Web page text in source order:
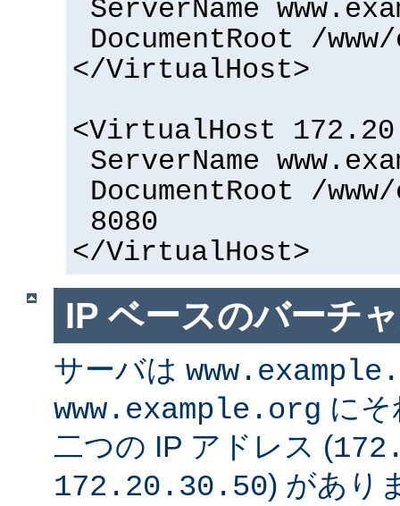
ServerName
DocumentRoot /
</VirtualHost>
<VirtualHost
ServerName
DocumentRoot /
8080
</VirtualHost>
IP ベースのバーチ
サーバは
www.example.org に
二つの IP アドレス (
172.20.30.50) があり